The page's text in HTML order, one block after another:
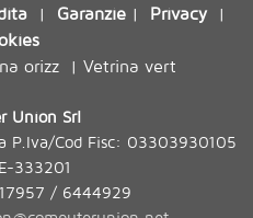
| Garanzie | Privacy|
orizz| Vetrina vert
Union Srl
P.Iva/Cod Fisc: 03303930105
333201
/ 6444929